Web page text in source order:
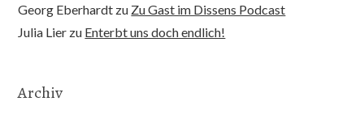
Georg Eberhardt zu Zu Gast im Dissens Podcast
Julia Lier zu Enterbt uns doch endlich!
Archiv